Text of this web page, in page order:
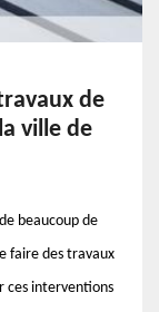
de
ville de
beaucoup de
faire des travaux
ces interventions